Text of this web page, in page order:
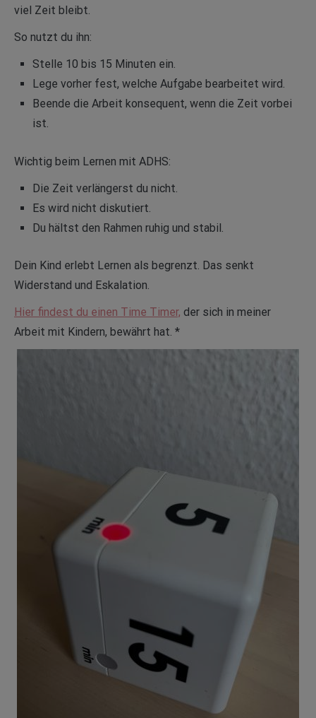
viel Zeit bleibt.
So nutzt du ihn:
Stelle 10 bis 15 Minuten ein.
Lege vorher fest, welche Aufgabe bearbeitet wird.
Beende die Arbeit konsequent, wenn die Zeit vorbei
ist.
Wichtig beim Lernen mit ADHS:
Die Zeit verlängerst du nicht.
Es wird nicht diskutiert.
Du hältst den Rahmen ruhig und stabil.
Dein Kind erlebt Lernen als begrenzt. Das senkt
Widerstand und Eskalation.
Hier findest du einen Time Timer, der sich in meiner
Arbeit mit Kindern, bewährt hat. *